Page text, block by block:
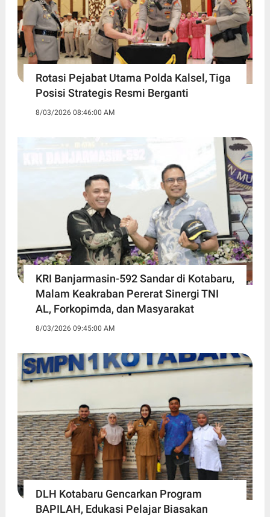
Rotasi Pejabat Utama Polda Kalsel, Tiga
Posisi Strategis Resmi Berganti
8/03/2026 08:46:00 AM
KRI Banjarmasin-592 Sandar di Kotabaru,
Malam Keakraban Pererat Sinergi TNI
AL, Forkopimda, dan Masyarakat
8/03/2026 09:45:00 AM
DLH Kotabaru Gencarkan Program
BAPILAH, Edukasi Pelajar Biasakan